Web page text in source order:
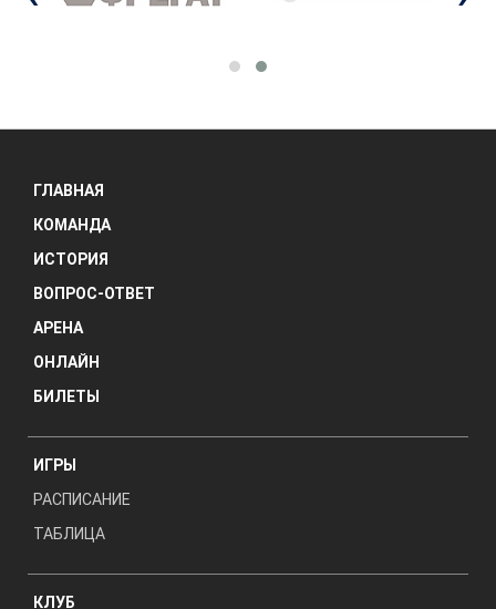
ГЛАВНАЯ
КОМАНДА
ИСТОРИЯ
ВОПРОС-ОТВЕТ
АРЕНА
ОНЛАЙН
БИЛЕТЫ
ИГРЫ
РАСПИСАНИЕ
ТАБЛИЦА
КЛУБ